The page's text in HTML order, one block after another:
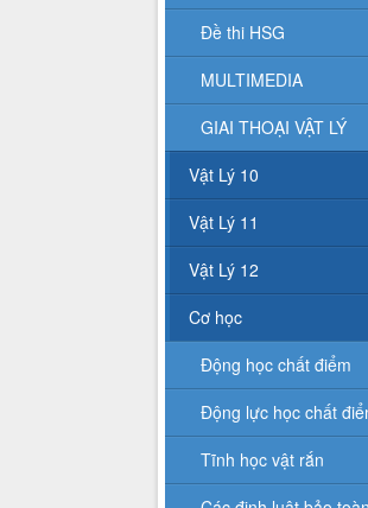
Đề thi HSG
MULTIMEDIA
GIAI THOẠI VẬT LÝ
Vật Lý 10
Vật Lý 11
Vật Lý 12
Cơ học
Động học chất điểm
Động lực học chất
Tĩnh học vật rắn